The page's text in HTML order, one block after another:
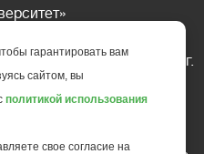
Республика Карелия, г.
Энгельса д.10, офис 211
(499) 685-10-45
гарантировать вам
сайтом, вы
политикой использования
свое согласие на